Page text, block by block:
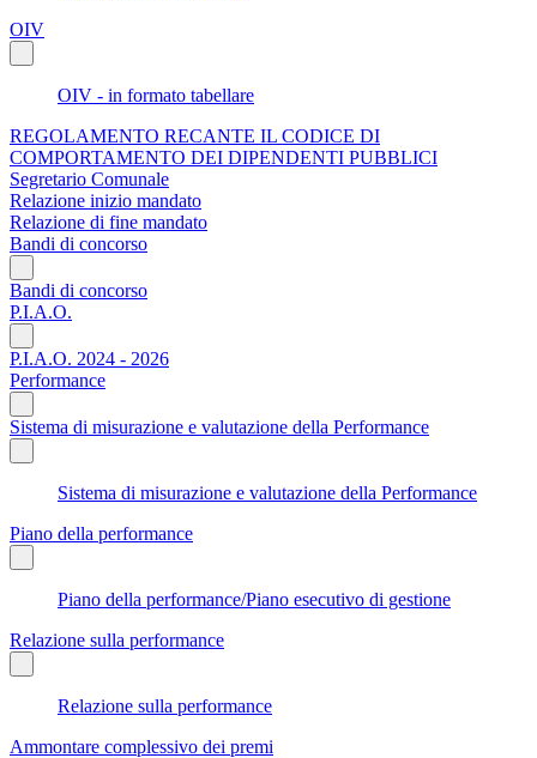
OIV
OIV - in formato tabellare
REGOLAMENTO RECANTE IL CODICE DI
COMPORTAMENTO DEI DIPENDENTI PUBBLICI
Segretario Comunale
Relazione inizio mandato
Relazione di fine mandato
Bandi di concorso
Bandi di concorso
P.I.A.O.
P.I.A.O. 2024 - 2026
Performance
Sistema di misurazione e valutazione della Performance
Sistema di misurazione e valutazione della Performance
Piano della performance
Piano della performance/Piano esecutivo di gestione
Relazione sulla performance
Relazione sulla performance
Ammontare complessivo dei premi